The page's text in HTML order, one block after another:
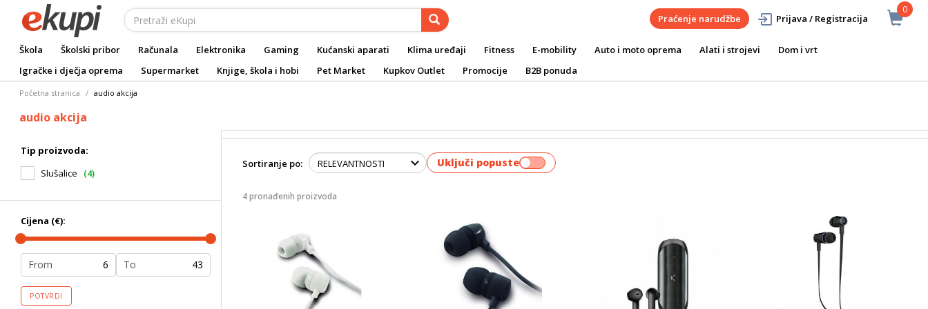
0
Praćenje narudžbe Prijava / Registracija
Škola Školski pribor Računala Elektronika Gaming Kućanski aparati Klima uređaji Fitness E-mobility Auto i moto oprema Alati i strojevi
Dom i vrt
Igračke i dječja oprema
Supermarket Knjige, škola i hobi Pet Market Kupkov Outlet Promocije B2B ponuda
Početna stranica audio akcija
audio akcija
Tip proizvoda:
Slušalice
(4)
Cijena (€):
From To
POTVRDI
Sortiranje po: Uključi popuste
4 pronađenih proizvoda